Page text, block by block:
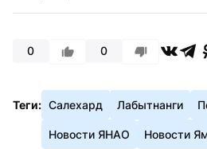
0 0
Теги: Салехард Лабытнанги
Новости ЯНАО Новости